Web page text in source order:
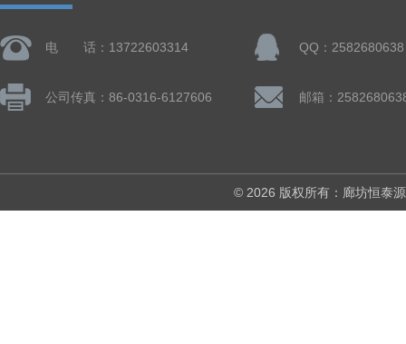
电 话：13722603314 QQ：2582680638
公司传真：86-0316-6127606 邮箱：
© 2026 版权所有：廊坊恒泰